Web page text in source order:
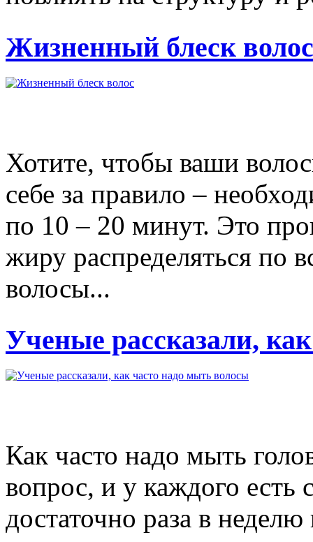
Жизненный блеск волос
Хотите, чтобы ваши
себе за правило –
по 10 – 20 минут. Это
жиру распределяться по
волосы...
Ученые рассказали,
Как часто надо мыть
вопрос, и у каждого есть
достаточно раза в